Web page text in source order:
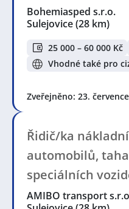
Bohemiasped s.r.o.
Sulejovice(28 km)
25 000 – 60 000 Kč
Vhodné také pro
Zveřejněno: 23. července
Řidič/ka
automobilů,
speciálních
AMIBO transport